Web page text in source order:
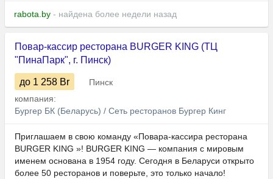
rabota.by - найдена более недели назад
Повар-кассир ресторана BURGER KING (ТЦ
"ПинаПарк", г. Пинск)
до 1 258 Br
Пинск
компания:
Бургер БК (Беларусь) / Сеть ресторанов Бургер Кинг
Приглашаем в свою команду «Повара-кассира ресторана
BURGER KING »! BURGER KING — компания с мировым
именем основана в 1954 году. Сегодня в Беларуси открыто
более 50 ресторанов и поверьте, это только начало!